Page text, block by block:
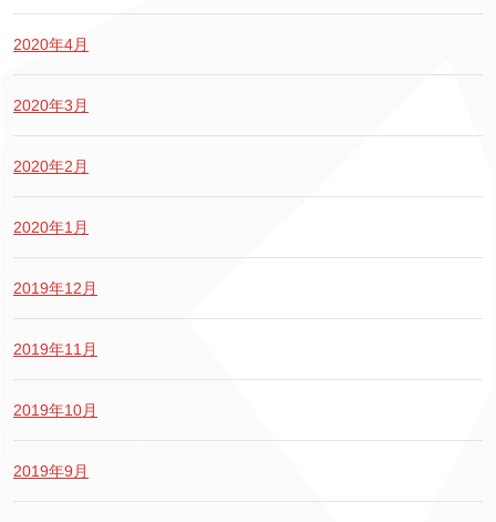
2020年4月
2020年3月
2020年2月
2020年1月
2019年12月
2019年11月
2019年10月
2019年9月